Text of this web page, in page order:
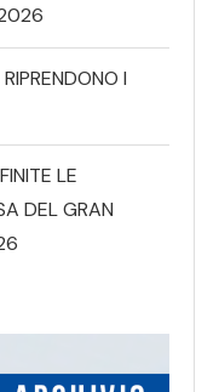
I
LE
DEL GRAN